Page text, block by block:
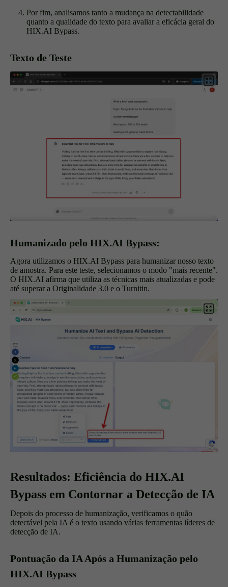
Por fim, analisamos tanto a mudança na detectabilidade
quanto a qualidade do texto para avaliar a eficácia geral do
HIX.AI Bypass.
Texto de Teste
Humanizado pelo HIX.AI Bypass:
Agora utilizamos o HIX.AI Bypass para humanizar nosso texto
de amostra. Para este teste, selecionamos o modo "mais recente".
O HIX.AI afirma que utiliza as técnicas mais atualizadas e pode
até superar a Originalidade 3.0 e o Turnitin.
Resultados: Eficiência do HIX.AI
Bypass em Contornar a Detecção de IA
Depois do processo de humanização, verificamos o quão
detectável pela IA é o texto usando várias ferramentas líderes de
detecção de IA.
Pontuação da IA Após a Humanização pelo
HIX.AI Bypass